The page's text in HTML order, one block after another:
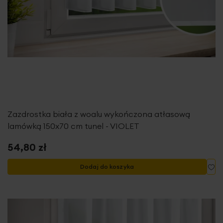
Zazdrostka biała z woalu wykończona atłasową
lamówką 150x70 cm tunel - VIOLET
54,80 zł
Dodaj do koszyka